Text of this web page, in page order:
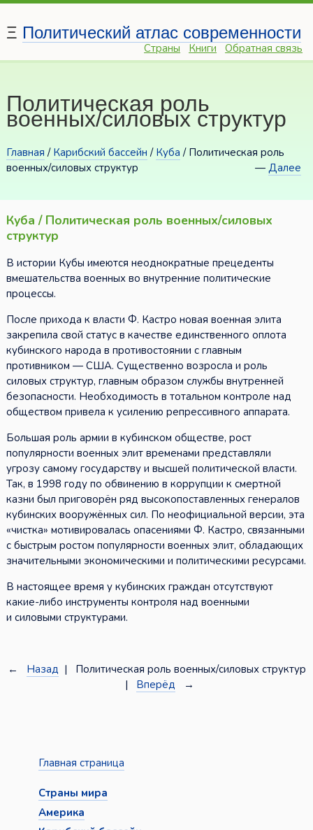
Ξ Политический атлас современности
Страны Книги Обратная связь
Политическая роль
военных/силовых структур
Главная / Карибский бассейн / Куба / Политическая роль
военных/силовых структур
—Далее
Куба / Политическая роль военных/силовых
структур
В истории Кубы имеются неоднократные прецеденты
вмешательства военных во внутренние политические
процессы.
После прихода к власти Ф. Кастро новая военная элита
закрепила свой статус в качестве единственного оплота
кубинского народа в противостоянии с главным
противником — США. Существенно возросла и роль
силовых структур, главным образом службы внутренней
безопасности. Необходимость в тотальном контроле над
обществом привела к усилению репрессивного аппарата.
Большая роль армии в кубинском обществе, рост
популярности военных элит временами представляли
угрозу самому государству и высшей политической власти.
Так, в 1998 году по обвинению в коррупции к смертной
казни был приговорён ряд высокопоставленных генералов
кубинских вооружённых сил. По неофициальной версии, эта
«чистка» мотивировалась опасениями Ф. Кастро, связанными
с быстрым ростом популярности военных элит, обладающих
значительными экономическими и политическими ресурсами.
В настоящее время у кубинских граждан отсутствуют
какие-либо инструменты контроля над военными
и силовыми структурами.
← Назад | Политическая роль военных/силовых структур
| Вперёд →
Главная страница
Страны мира
Америка